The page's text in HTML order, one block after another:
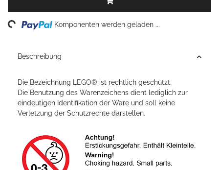
Komponenten werden geladen ...
Beschreibung
Die Bezeichnung LEGO® ist rechtlich geschützt.
Die Benutzung des Warenzeichens dient lediglich zur
eindeutigen Identifikation der Ware und soll keine
Verletzung der Schutzrechte darstellen.